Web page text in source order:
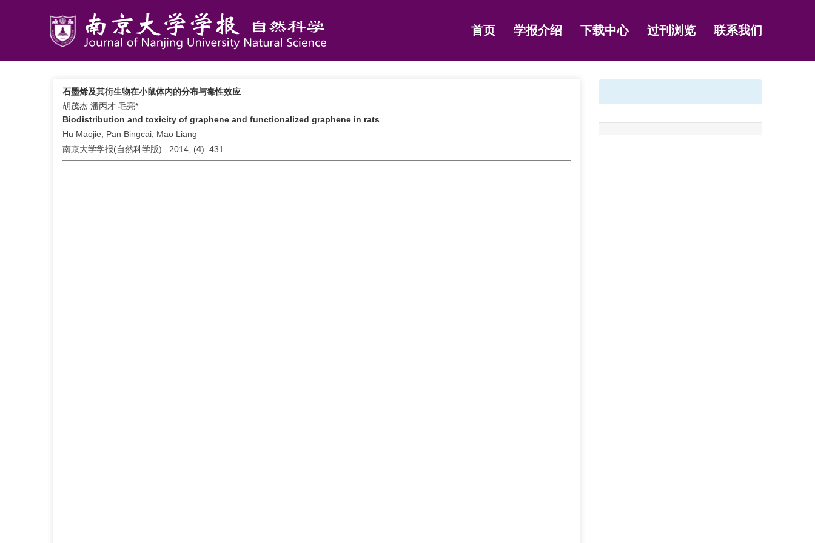
首页 学报介绍 下载中心 过刊浏览 联系我们
石墨烯及其衍生物在小鼠体内的分布与毒性效应
胡茂杰 潘丙才 毛亮*
Biodistribution and toxicity of graphene and functionalized graphene in rats
Hu Maojie, Pan Bingcai, Mao Liang
南京大学学报(自然科学版) . 2014, (4): 431 .